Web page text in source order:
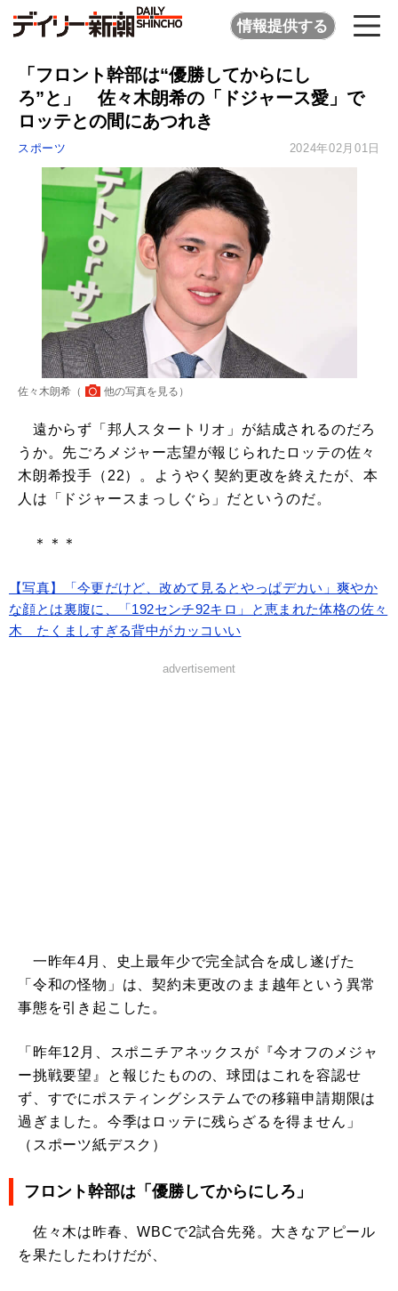
情報提供する
「フロント幹部は“優勝してからにし
ろ”と」 佐々木朗希の「ドジャース愛」で
ロッテとの間にあつれき
スポーツ 2024年02月01日
佐々木朗希（ 他の写真を見る ）
遠からず「邦人スタートリオ」が結成されるのだろ
うか。先ごろメジャー志望が報じられたロッテの佐々
木朗希投手（22）。ようやく契約更改を終えたが、本
人は「ドジャースまっしぐら」だというのだ。
＊＊＊
【写真】「今更だけど、改めて見るとやっぱデカい」爽やか
な顔とは裏腹に、「192センチ92キロ」と恵まれた体格の佐々
木 たくましすぎる背中がカッコいい
advertisement
一昨年4月、史上最年少で完全試合を成し遂げた
「令和の怪物」は、契約未更改のまま越年という異常
事態を引き起こした。
「昨年12月、スポニチアネックスが『今オフのメジャ
ー挑戦要望』と報じたものの、球団はこれを容認せ
ず、すでにポスティングシステムでの移籍申請期限は
過ぎました。今季はロッテに残らざるを得ません」
（スポーツ紙デスク）
フロント幹部は「優勝してからにしろ」
佐々木は昨春、WBCで2試合先発。大きなアピール
を果たしたわけだが、